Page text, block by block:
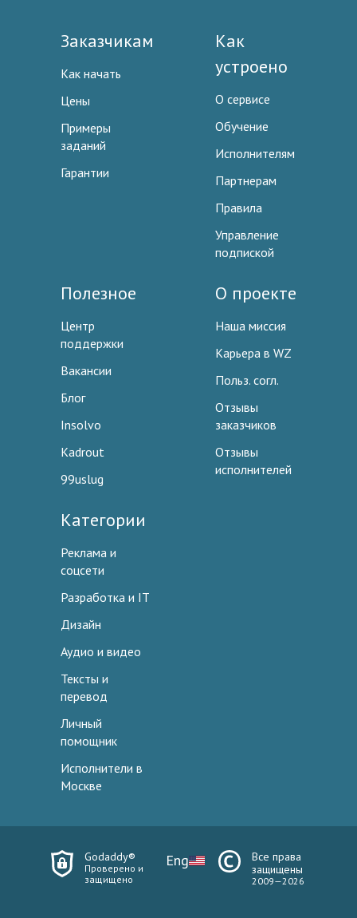
Заказчикам
Как начать
Цены
Примеры
заданий
Гарантии
Как
устроено
О сервисе
Обучение
Исполнителям
Партнерам
Правила
Управление
подпиской
Полезное
Центр
поддержки
Вакансии
Блог
Insolvo
Kadrout
99uslug
О проекте
Наша миссия
Карьера в WZ
Польз. согл.
Отзывы
заказчиков
Отзывы
исполнителей
Категории
Реклама и
соцсети
Разработка и IT
Дизайн
Аудио и видео
Тексты и
перевод
Личный
помощник
Исполнители в
Москве
Godaddy®
Проверено и
защищено
Eng
Все права
защищены
2009—2026